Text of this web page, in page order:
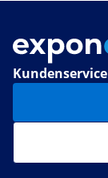
Kundenservice